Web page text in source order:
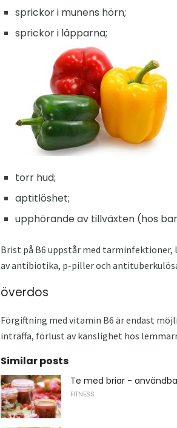
sprickor i munens hörn;
sprickor i läpparna;
torr hud;
aptitlöshet;
upphörande av tillväxten (hos
Brist på B6 uppstår med
av antibiotika, p-piller och
överdos
Förgiftning med vitamin B6 är endast
inträffa, förlust av känslighet hos
Similar posts
Te med briar -
FITNESS